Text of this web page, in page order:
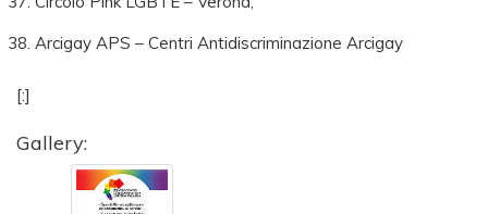
Arcigay APS – Centri Antidiscriminazione Arcigay
[:]
Gallery: